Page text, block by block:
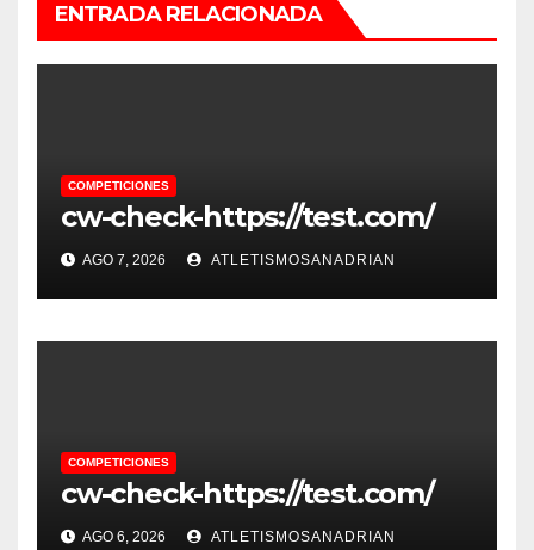
ENTRADA RELACIONADA
COMPETICIONES
cw-check-https://test.com/
AGO 7, 2026 ATLETISMOSANADRIAN
COMPETICIONES
cw-check-https://test.com/
AGO 6, 2026 ATLETISMOSANADRIAN